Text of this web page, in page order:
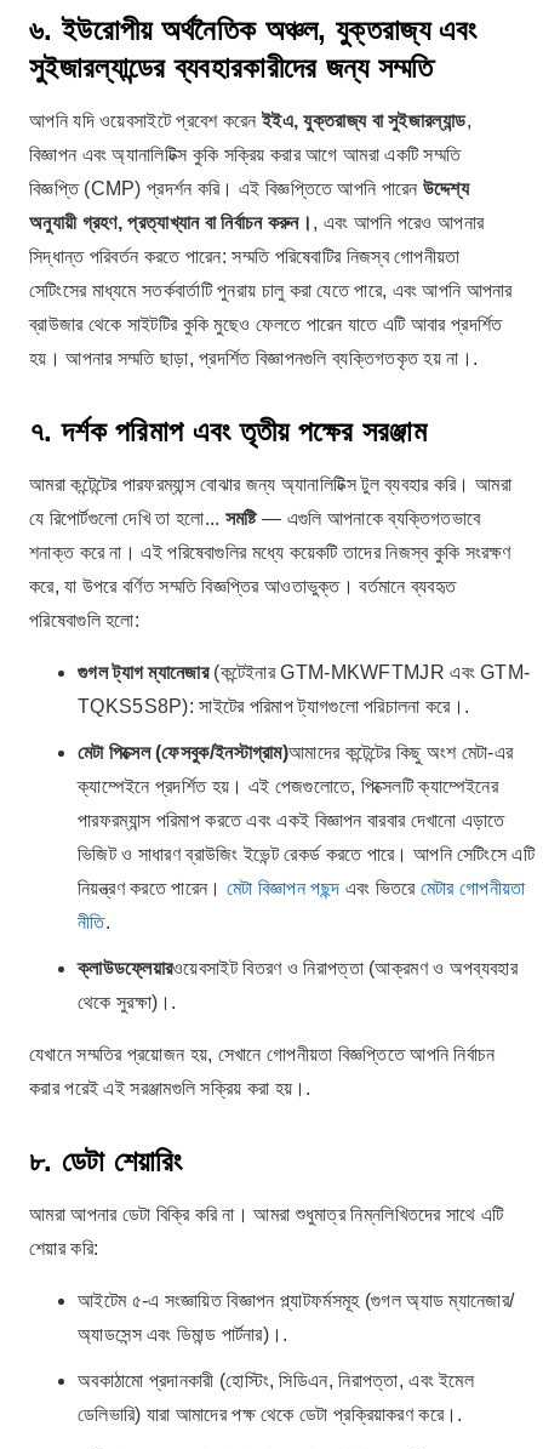
৬. ইউরোপীয় অর্থনৈতিক অঞ্চল, যুক্তরাজ্য এবং
সুইজারল্যান্ডের ব্যবহারকারীদের জন্য সম্মতি
আপনি যদি ওয়েবসাইটে প্রবেশ করেনইইএ, যুক্তরাজ্য বা সুইজারল্যান্ড,
বিজ্ঞাপন এবং অ্যানালিটিক্স কুকি সক্রিয় করার আগে আমরা একটি সম্মতি
বিজ্ঞপ্তি (CMP) প্রদর্শন করি। এই বিজ্ঞপ্তিতে আপনি পারেন উদ্দেশ্য
অনুযায়ী গ্রহণ, প্রত্যাখ্যান বা নির্বাচন করুন। , এবং আপনি পরেও আপনার
সিদ্ধান্ত পরিবর্তন করতে পারেন: সম্মতি পরিষেবাটির নিজস্ব গোপনীয়তা
সেটিংসের মাধ্যমে সতর্কবার্তাটি পুনরায় চালু করা যেতে পারে, এবং আপনি আপনার
ব্রাউজার থেকে সাইটটির কুকি মুছেও ফেলতে পারেন যাতে এটি আবার প্রদর্শিত
হয়। আপনার সম্মতি ছাড়া, প্রদর্শিত বিজ্ঞাপনগুলি ব্যক্তিগতকৃত হয় না।.
৭. দর্শক পরিমাপ এবং তৃতীয় পক্ষের সরঞ্জাম
আমরা কন্টেন্টের পারফরম্যান্স বোঝার জন্য অ্যানালিটিক্স টুল ব্যবহার করি। আমরা
যে রিপোর্টগুলো দেখি তা হলো... সমষ্টি— এগুলি আপনাকে ব্যক্তিগতভাবে
শনাক্ত করে না। এই পরিষেবাগুলির মধ্যে কয়েকটি তাদের নিজস্ব কুকি সংরক্ষণ
করে, যা উপরে বর্ণিত সম্মতি বিজ্ঞপ্তির আওতাভুক্ত। বর্তমানে ব্যবহৃত
পরিষেবাগুলি হলো:
গুগল ট্যাগ ম্যানেজার(কন্টেইনার GTM-MKWFTMJR এবং GTM-
TQKS5S8P): সাইটের পরিমাপ ট্যাগগুলো পরিচালনা করে।.
মেটা পিক্সেল (ফেসবুক/ইনস্টাগ্রাম)আমাদের কন্টেন্টের কিছু অংশ মেটা-এর
ক্যাম্পেইনে প্রদর্শিত হয়। এই পেজগুলোতে, পিক্সেলটি ক্যাম্পেইনের
পারফরম্যান্স পরিমাপ করতে এবং একই বিজ্ঞাপন বারবার দেখানো এড়াতে
ভিজিট ও সাধারণ ব্রাউজিং ইভেন্ট রেকর্ড করতে পারে। আপনি সেটিংসে এটি
নিয়ন্ত্রণ করতে পারেন। মেটা বিজ্ঞাপন পছন্দ এবং ভিতরে মেটার গোপনীয়তা
নীতি.
ক্লাউডফ্লেয়ারওয়েবসাইট বিতরণ ও নিরাপত্তা (আক্রমণ ও অপব্যবহার
থেকে সুরক্ষা)।.
যেখানে সম্মতির প্রয়োজন হয়, সেখানে গোপনীয়তা বিজ্ঞপ্তিতে আপনি নির্বাচন
করার পরেই এই সরঞ্জামগুলি সক্রিয় করা হয়।.
৮. ডেটা শেয়ারিং
আমরা আপনার ডেটা বিক্রি করি না। আমরা শুধুমাত্র নিম্নলিখিতদের সাথে এটি
শেয়ার করি:
আইটেম ৫-এ সংজ্ঞায়িত বিজ্ঞাপন প্ল্যাটফর্মসমূহ (গুগল অ্যাড ম্যানেজার/
অ্যাডসেন্স এবং ডিমান্ড পার্টনার)।.
অবকাঠামো প্রদানকারী (হোস্টিং, সিডিএন, নিরাপত্তা, এবং ইমেল
ডেলিভারি) যারা আমাদের পক্ষ থেকে ডেটা প্রক্রিয়াকরণ করে।.